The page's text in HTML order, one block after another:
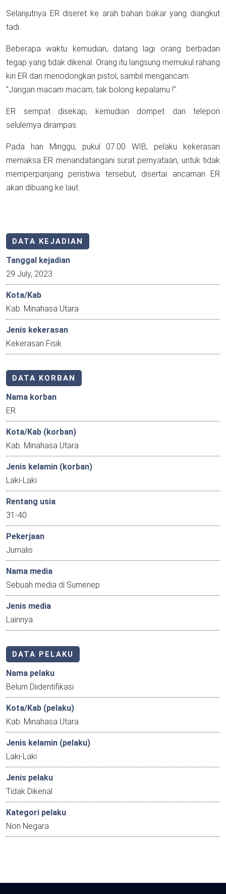
Selanjutnya ER diseret ke arah bahan bakar yang diangkut
tadi.
Beberapa waktu kemudian, datang lagi orang berbadan
tegap yang tidak dikenal. Orang itu langsung memukul rahang
kiri ER dan menodongkan pistol, sambil mengancam
"Jangan macam macam, tak bolong kepalamu !".
ER sempat disekap, kemudian dompet dan telepon
selulernya dirampas.
Pada hari Minggu, pukul 07.00 WIB, pelaku kekerasan
memaksa ER menandatangani surat pernyataan, untuk tidak
memperpanjang peristiwa tersebut, disertai ancaman ER
akan dibuang ke laut.
DATA KEJADIAN
Tanggal kejadian
29 July, 2023
Kota/Kab
Kab. Minahasa Utara
Jenis kekerasan
Kekerasan Fisik
DATA KORBAN
Nama korban
ER
Kota/Kab (korban)
Kab. Minahasa Utara
Jenis kelamin (korban)
Laki-Laki
Rentang usia
31-40
Pekerjaan
Jurnalis
Nama media
Sebuah media di Sumenep
Jenis media
Lainnya
DATA PELAKU
Nama pelaku
Belum Diidentifikasi
Kota/Kab (pelaku)
Kab. Minahasa Utara
Jenis kelamin (pelaku)
Laki-Laki
Jenis pelaku
Tidak Dikenal
Kategori pelaku
Non Negara